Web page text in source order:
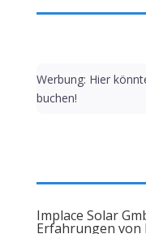
Werbung: Hier
buchen!
Implace Solar
Erfahrungen von